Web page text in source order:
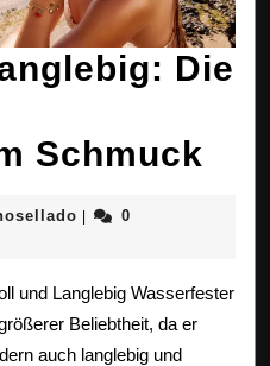
Die
Schmuck
Die
elsotanosellado
|
0
und Langlebig Wasserfester
Beliebtheit, da er
auch langlebig und